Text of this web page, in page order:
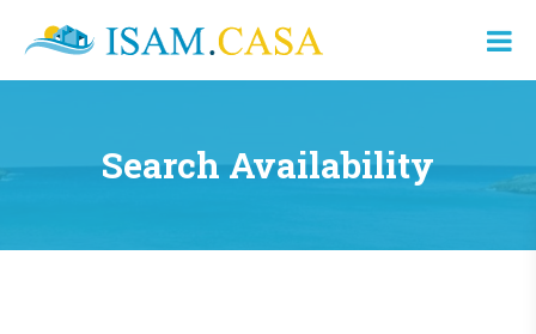
ISAM.CASA
Dove
Cerco
Search Availability